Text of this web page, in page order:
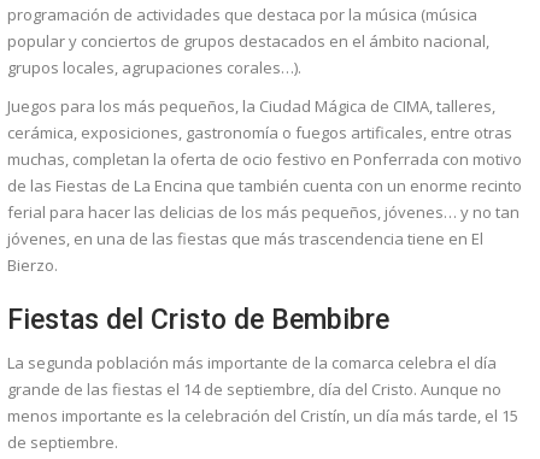
programación de actividades que destaca por la música (música
popular y conciertos de grupos destacados en el ámbito nacional,
grupos locales, agrupaciones corales…).
Juegos para los más pequeños, la Ciudad Mágica de CIMA, talleres,
cerámica, exposiciones, gastronomía o fuegos artificales, entre otras
muchas, completan la oferta de ocio festivo en Ponferrada con motivo
de las Fiestas de La Encina que también cuenta con un enorme recinto
ferial para hacer las delicias de los más pequeños, jóvenes… y no tan
jóvenes, en una de las fiestas que más trascendencia tiene en El
Bierzo.
Fiestas del Cristo de Bembibre
La segunda población más importante de la comarca celebra el día
grande de las fiestas el 14 de septiembre, día del Cristo. Aunque no
menos importante es la celebración del Cristín, un día más tarde, el 15
de septiembre.